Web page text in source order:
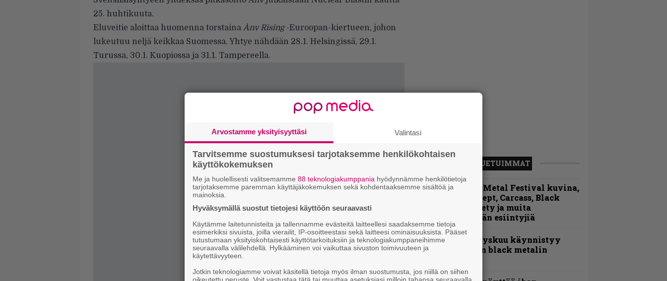
25. huhtikuuta.
Eluveitie aloittaa huomenna torstaina Ànv Rising-Euroopan-kiertueen, johon
lukeutuu neljä keikkaa Suomessa. Yhtye nähdään 28.1. Helsingissä, 29.1.
Turussa, 30.1. Kuopiossa ja 31.1. Tampereella.
LUETUIMMAT
Hellsinki Metal Festival kuvina,
osa 1 – Accept, Carcass, Black
Label Society ja muita
avauspäivän esiintyjiä
Espoon syyskuu käynnistyy
kotimaisen black metalin
Arvostamme yksityisyyttäsi Valintasi
Tarvitsemme suostumuksesi tarjotaksemme henkilökohtaisen
käyttökokemuksen
Me ja huolellisesti valitsemamme 88 teknologiakumppania hyödynnämme henkilötietoja
tarjotaksemme paremman käyttäjäkokemuksen sekä kohdentaaksemme sisältöä ja
mainoksia.
Hyväksymällä suostut tietojesi käyttöön seuraavasti
Käytämme laitetunnisteita ja tallennamme evästeitä laitteellesi saadaksemme tietoja
esimerkiksi sivuista, joilla vierailit, IP-osoitteestasi sekä laitteesi ominaisuuksista. Pääset
tutustumaan yksityiskohtaisesti käyttötarkoituksiin ja teknologiakumppaneihimme
seuraavalla välilehdellä. Hylkääminen voi vaikuttaa sivuston toimivuuteen ja
käytettävyyteen.
Jotkin teknologiamme voivat käsitellä tietoja myös ilman suostumusta, jos niillä on siihen